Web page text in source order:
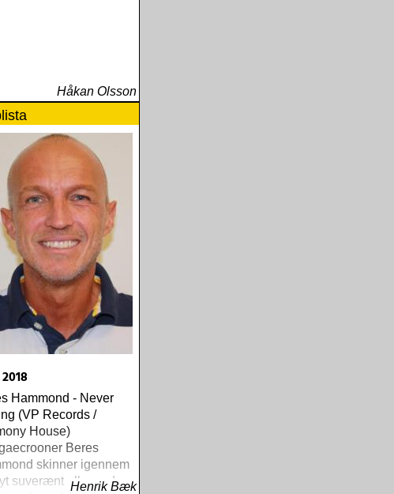
Håkan Olsson
Hammond - Never
(VP Records /
House)
Beres
skinner igennem
suverænt album, der
Henrik Bæk